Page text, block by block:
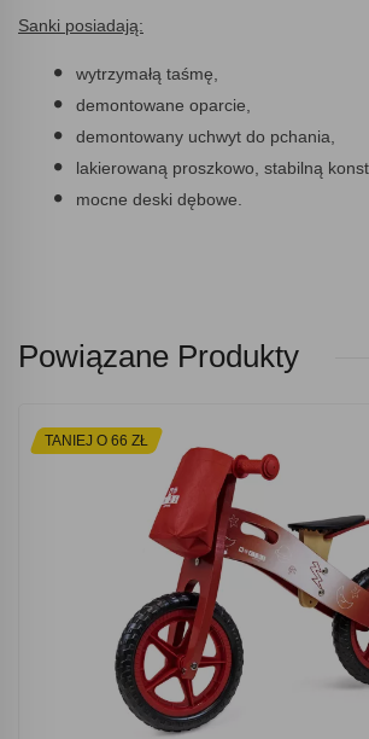
Sanki posiadają:
wytrzymałą taśmę,
demontowane oparcie,
demontowany uchwyt do pchania,
lakierowaną proszkowo, stabilną
mocne deski dębowe.
Powiązane Produkty
TANIEJ O 66 ZŁ